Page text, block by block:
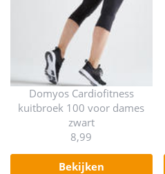
Domyos Cardiofitness
kuitbroek 100 voor dames
zwart
8,99
bekijken